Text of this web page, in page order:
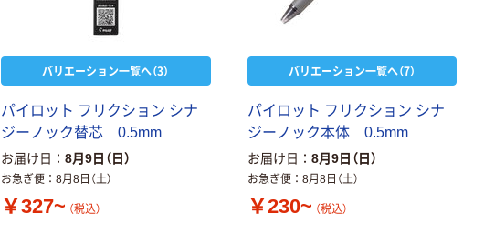
バリエーション一覧へ（3）
パイ ロ ッ ト フ リ クシ ョ ン シナ
ジー ノ ック替芯 0.5mm
お届け日 8月9日（日）
お急ぎ便 8月8日（土）
￥327~ （税込）
バリエーション一覧へ（7）
パイ ロ ッ ト フ リ クシ ョ ン シナ
ジー ノ ック本体 0.5mm
お届け日 8月9日（日）
お急ぎ便 8月8日（土）
￥230~ （税込）